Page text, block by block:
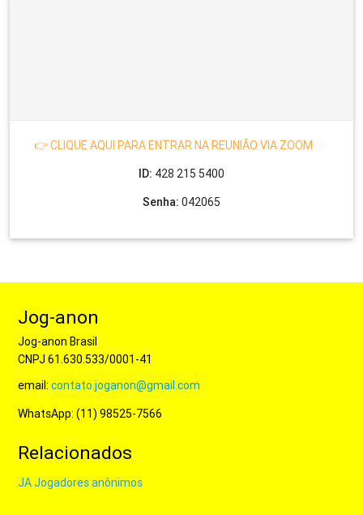
👉 CLIQUE AQUI PARA ENTRAR NA REUNIÃO VIA ZOOM
ID: 428 215 5400
Senha: 042065
Jog-anon
Jog-anon Brasil
CNPJ 61.630.533/0001-41
email:contato.joganon@gmail.com
WhatsApp: (11) 98525-7566
Relacionados
JA Jogadores anônimos